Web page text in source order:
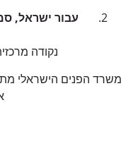
עבור ישראל,
נקודה
משרד הפנים הישראלי